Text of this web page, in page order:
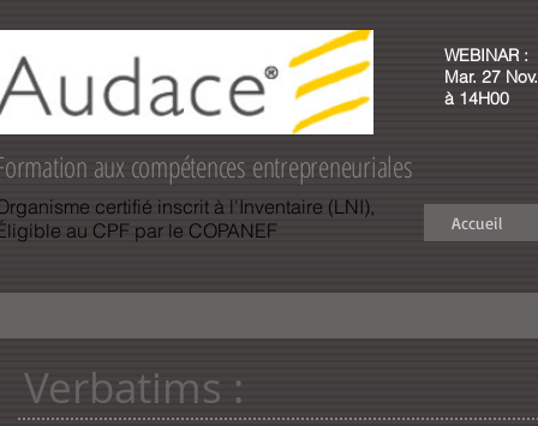
WEBINAR :
Mar. 27 Nov.
à 14H00
aux compétences entrepreneuriales
certifié inscrit à l'Inventaire (LNI),
au CPF par le COPANEF
Accueil
Verbatims :